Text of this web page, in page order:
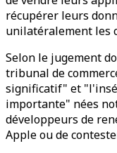
récupérer leurs
unilatéralement les
Selon le jugement
tribunal de
significatif" et
importante" nées
développeurs de
Apple ou de